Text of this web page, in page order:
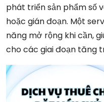
phát triển sản phẩm số
hoặc gián đoạn. Một
năng mở rộng khi cần,
cho các giai đoạn tăng